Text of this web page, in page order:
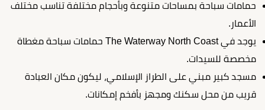
حمامات سباحة بمساحات متنوعة وبأحجام مختلفة تناسب مختلف
الأعمار.
يوجد في The Waterway North Coast حمامات سباحة مغطاة
مخصصة للسيدات.
مسجد كبير مبني على الطراز الإسلامي، ليكون مكان العبادة
قريب من محل سكنك ومجهز بأفخم إمكانات.